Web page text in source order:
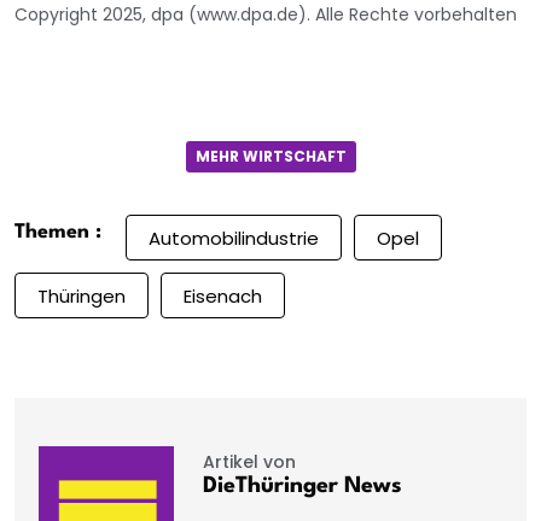
Copyright 2025, dpa (www.dpa.de). Alle Rechte vorbehalten
MEHR WIRTSCHAFT
Themen : Automobilindustrie Opel
Thüringen Eisenach
Artikel von
DieThüringer News